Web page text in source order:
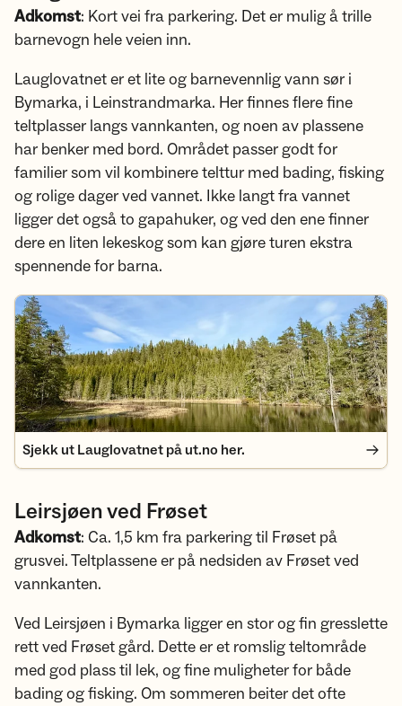
Adkomst: Kort vei fra parkering. Det er mulig å trille
barnevogn hele veien inn.
Lauglovatnet er et lite og barnevennlig vann sør i
Bymarka, i Leinstrandmarka. Her finnes flere fine
teltplasser langs vannkanten, og noen av plassene
har benker med bord. Området passer godt for
familier som vil kombinere telttur med bading, fisking
og rolige dager ved vannet. Ikke langt fra vannet
ligger det også to gapahuker, og ved den ene finner
dere en liten lekeskog som kan gjøre turen ekstra
spennende for barna.
Sjekk ut Lauglovatnet på ut.no her.
Sjekk ut Lauglovatnet på ut.no her.
Leirsjøen ved Frøset
Adkomst: Ca. 1,5 km fra parkering til Frøset på
grusvei. Teltplassene er på nedsiden av Frøset ved
vannkanten.
Ved Leirsjøen i Bymarka ligger en stor og fin gresslette
rett ved Frøset gård. Dette er et romslig teltområde
med god plass til lek, og fine muligheter for både
bading og fisking. Om sommeren beiter det ofte